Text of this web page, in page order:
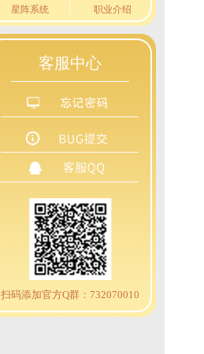
星阵系统 职业介绍
客服中心
扫码添加官方Q群：732070010